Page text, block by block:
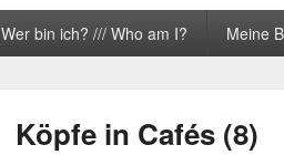
Wer bin ich? /// Who am I? Meine
Köpfe in Cafés (8)